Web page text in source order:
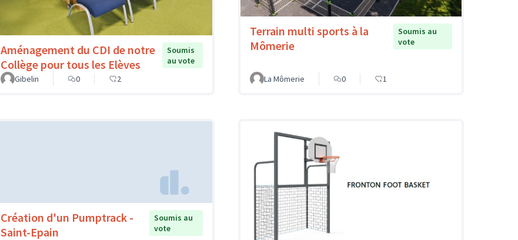
Aménagement du CDI de notre
Collège pour tous les Elèves
Soumis
au vote
Gibelin
0 2
Terrain multi sports à la
Mômerie
Soumis au
vote
La Mômerie 0 1
Création d'un Pumptrack -
Saint-Epain
Soumis au
vote